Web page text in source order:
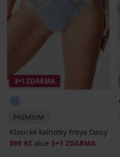
3+1 ZDARMA
PREMIUM
Klasické kalhotky Freya Daisy
889 Kč akce 3+1 ZDARMA